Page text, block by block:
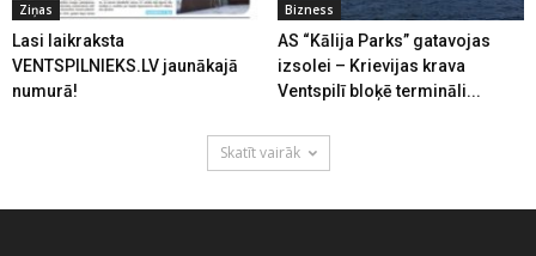
Ziņas
Lasi laikraksta
VENTSPILNIEKS.LV jaunākajā
numurā!
Bizness
AS “Kālija Parks” gatavojas
izsolei – Krievijas krava
Ventspilī bloķē termināli...
Skatīt vairāk